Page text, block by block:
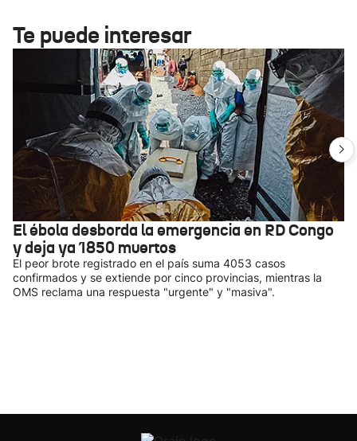
Te puede interesar
El ébola desborda la emergencia en RD Congo
y deja ya 1850 muertos
El peor brote registrado en el país suma 4053 casos
confirmados y se extiende por cinco provincias, mientras la
OMS reclama una respuesta "urgente" y "masiva".